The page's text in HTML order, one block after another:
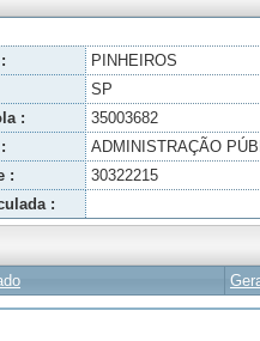
PINHEIROS
SP
:
35003682
ADMINISTRAÇÃO
:
30322215
: